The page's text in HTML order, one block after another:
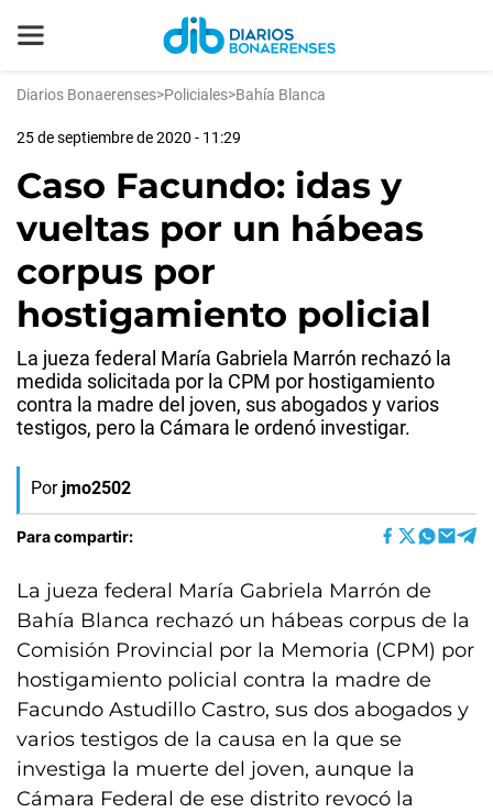
Diarios Bonaerenses>Policiales>Bahía Blanca
25 de septiembre de 2020 - 11:29
Caso Facundo: idas y
vueltas por un hábeas
corpus por
hostigamiento policial
La jueza federal María Gabriela Marrón rechazó la
medida solicitada por la CPM por hostigamiento
contra la madre del joven, sus abogados y varios
testigos, pero la Cámara le ordenó investigar.
Por jmo2502
Para compartir:
La jueza federal María Gabriela Marrón de
Bahía Blanca rechazó un hábeas corpus de la
Comisión Provincial por la Memoria (CPM) por
hostigamiento policial contra la madre de
Facundo Astudillo Castro, sus dos abogados y
varios testigos de la causa en la que se
investiga la muerte del joven, aunque la
Cámara Federal de ese distrito revocó la